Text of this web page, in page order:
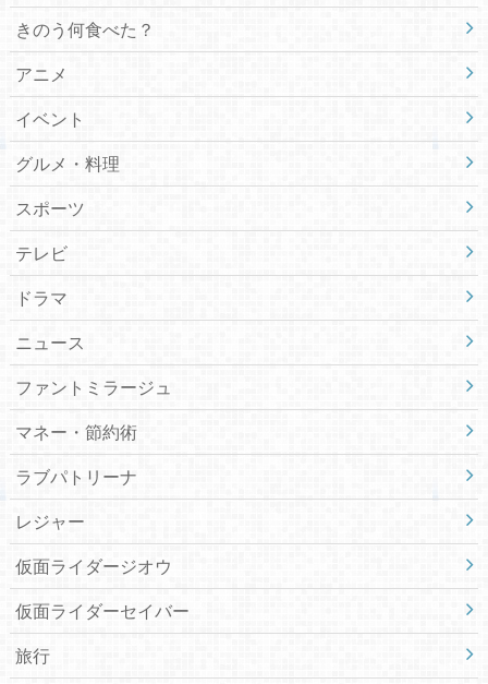
きのう何食べた？
アニメ
イベント
グルメ・料理
スポーツ
テレビ
ドラマ
ニュース
ファントミラージュ
マネー・節約術
ラブパトリーナ
レジャー
仮面ライダージオウ
仮面ライダーセイバー
旅行